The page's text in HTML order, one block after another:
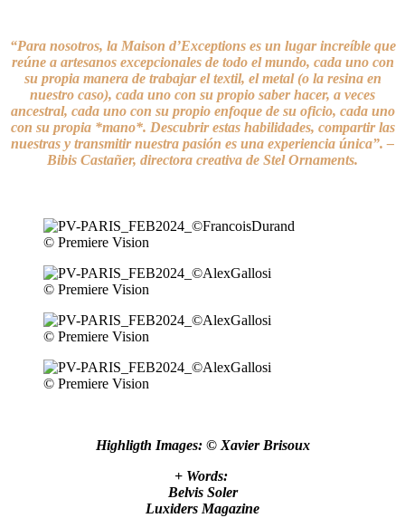
“Para nosotros, la Maison d’Exceptions es un lugar increíble que
reúne a artesanos excepcionales de todo el mundo, cada uno con
su propia manera de trabajar el textil, el metal (o la resina en
nuestro caso), cada uno con su propio saber hacer, a veces
ancestral, cada uno con su propio enfoque de su oficio, cada uno
con su propia *mano*. Descubrir estas habilidades, compartir las
nuestras y transmitir nuestra pasión es una experiencia única”. –
Bibis Castañer, directora creativa de Stel Ornaments.
© Premiere Vision
© Premiere Vision
© Premiere Vision
© Premiere Vision
Highligth Images: © Xavier Brisoux
+ Words:
Belvis Soler
Luxiders Magazine